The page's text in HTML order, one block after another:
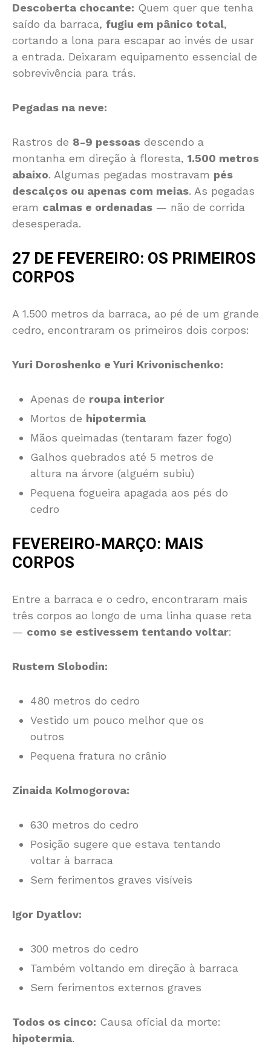
Descoberta chocante: Quem quer que tenha
saído da barraca, fugiu em pânico total,
cortando a lona para escapar ao invés de usar
a entrada. Deixaram equipamento essencial de
sobrevivência para trás.
Pegadas na neve:
Rastros de 8-9 pessoas descendo a
montanha em direção à floresta, 1.500 metros
abaixo. Algumas pegadas mostravam pés
descalços ou apenas com meias. As pegadas
eram calmas e ordenadas — não de corrida
desesperada.
27 DE FEVEREIRO: OS PRIMEIROS
CORPOS
A 1.500 metros da barraca, ao pé de um grande
cedro, encontraram os primeiros dois corpos:
Yuri Doroshenko e Yuri Krivonischenko:
Apenas de roupa interior
Mortos de hipotermia
Mãos queimadas (tentaram fazer fogo)
Galhos quebrados até 5 metros de
altura na árvore (alguém subiu)
Pequena fogueira apagada aos pés do
cedro
FEVEREIRO-MARÇO: MAIS
CORPOS
Entre a barraca e o cedro, encontraram mais
três corpos ao longo de uma linha quase reta
— como se estivessem tentando voltar:
Rustem Slobodin:
480 metros do cedro
Vestido um pouco melhor que os
outros
Pequena fratura no crânio
Zinaida Kolmogorova:
630 metros do cedro
Posição sugere que estava tentando
voltar à barraca
Sem ferimentos graves visíveis
Igor Dyatlov:
300 metros do cedro
Também voltando em direção à barraca
Sem ferimentos externos graves
Todos os cinco: Causa oficial da morte:
hipotermia.